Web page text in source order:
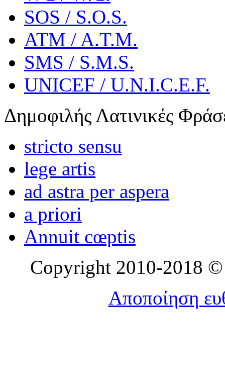
SOS / S.O.S.
ATM / A.T.M.
SMS / S.M.S.
UNICEF / U.N.I.C.E.F.
Δημοφιλής Λατινικές
stricto sensu
lege artis
ad astra per aspera
a priori
Annuit cœptis
Copyright 2010-2018
Αποποίηση